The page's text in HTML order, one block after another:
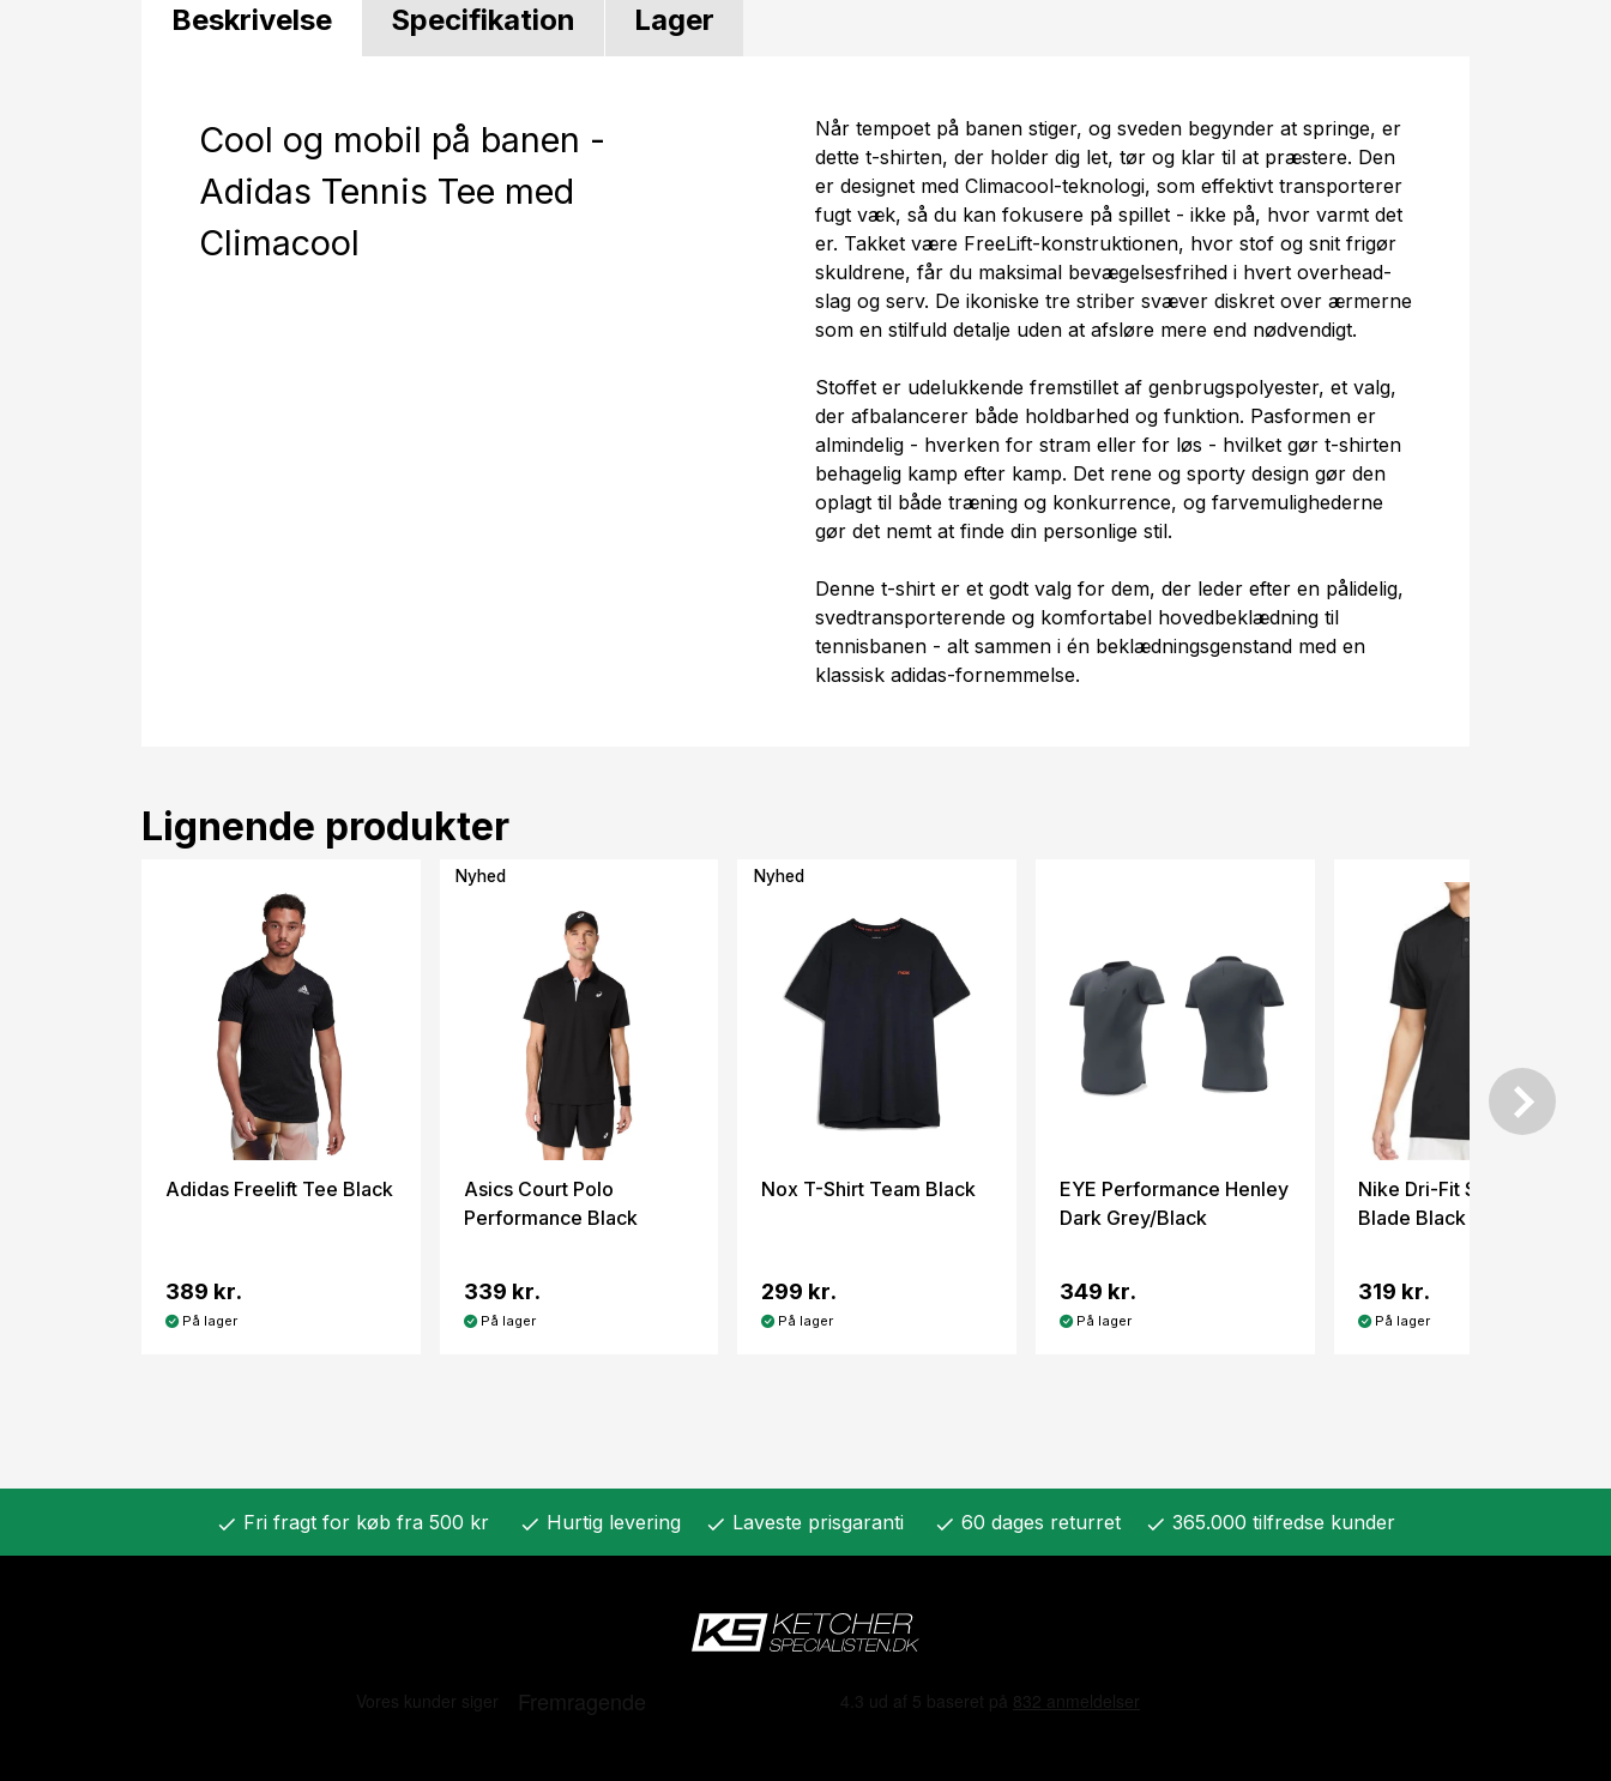
Beskrivelse Specifikation Lager
Cool og mobil på banen -
Adidas Tennis Tee med
Climacool
Når tempoet på banen stiger, og sveden begynder at springe, er
dette t-shirten, der holder dig let, tør og klar til at præstere. Den
er designet med Climacool-teknologi, som effektivt transporterer
fugt væk, så du kan fokusere på spillet - ikke på, hvor varmt det
er. Takket være FreeLift-konstruktionen, hvor stof og snit frigør
skuldrene, får du maksimal bevægelsesfrihed i hvert overhead-
slag og serv. De ikoniske tre striber svæver diskret over ærmerne
som en stilfuld detalje uden at afsløre mere end nødvendigt.
Stoffet er udelukkende fremstillet af genbrugspolyester, et valg,
der afbalancerer både holdbarhed og funktion. Pasformen er
almindelig - hverken for stram eller for løs - hvilket gør t-shirten
behagelig kamp efter kamp. Det rene og sporty design gør den
oplagt til både træning og konkurrence, og farvemulighederne
gør det nemt at finde din personlige stil.
Denne t-shirt er et godt valg for dem, der leder efter en pålidelig,
svedtransporterende og komfortabel hovedbeklædning til
tennisbanen - alt sammen i én beklædningsgenstand med en
klassisk adidas-fornemmelse.
Lignende produkter
Adidas Freelift Tee Black
389 kr.
På lager
Nyhed
Asics Court Polo
Performance Black
339 kr.
På lager
Nyhed
Nox T-Shirt Team Black
299 kr.
På lager
EYE Performance Henley
Dark Grey/Black
349 kr.
På lager
Nike Dri-Fit Solid Polo
Blade Black
319 kr.
På lager
check Fri fragt for køb fra 500 kr check Hurtig levering check Laveste prisgaranti check 60 dages returret check 365.000 tilfredse kunder